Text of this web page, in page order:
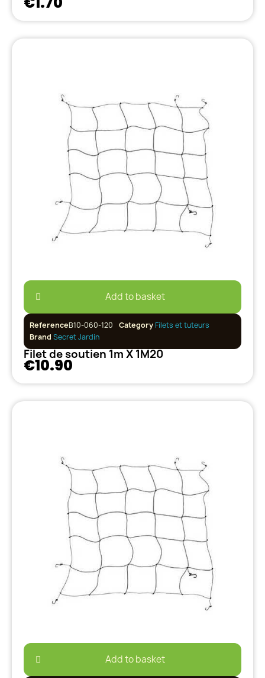
Add to basket
ReferenceB10-060-120 CategoryFilets et tuteurs
Brand Secret Jardin
Filet de soutien 1m X 1M20
€10.90
Add to basket